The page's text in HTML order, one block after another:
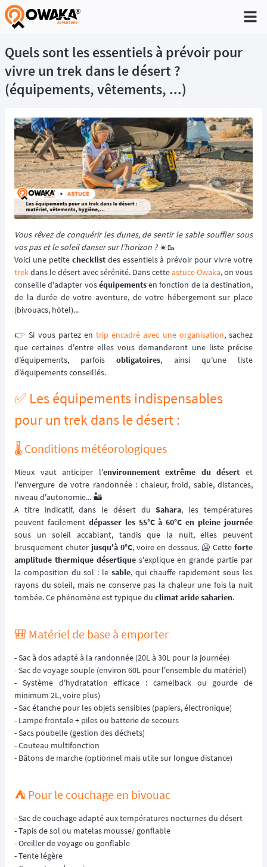
®
Quels sont les essentiels à prévoir pour
vivre un trek dans le désert ?
(équipements, vêtements, ...)
Vous rêvez de conquérir les dunes, de sentir le sable souffler sous
vos pas et le soleil danser sur l'horizon ?☀️🥾
Voici une petite checklistdes essentiels à prévoir pour vivre votre
trekdans le désert avec sérénité. Dans cetteastuce Owaka, on vous
conseille d'adapter voséquipementsen fonction de la destination,
de la durée de votre aventure, de votre hébergement sur place
(bivouacs, hôtel)...
👉️ Si vous partez entrip encadré avec une organisation, sachez
que certaines d'entre elles vous demanderont une liste précise
d’équipements, parfoisobligatoires, ainsi qu'une liste
d’équipements conseillés.
✅ Les équipements indispensables
pour un trek dans le désert :
🌡️ Conditions météorologiques
Mieux vaut anticiper l'environnement extrême du désert et
l'envergure de votre randonnée : chaleur, froid, sable, distances,
niveau d'autonomie... 🏜️
A titre indicatif, dans le désert duSahara, les températures
peuvent facilement dépasser les 55°C à 60°C en pleine journée
sous un soleil accablant, tandis que la nuit, elles peuvent
brusquement chuter jusqu'à 0°C, voire en dessous. 🥶 Cette forte
amplitude thermique désertiques'explique en grande partie par
la composition du sol : le sable, qui chauffe rapidement sous les
rayons du soleil, mais ne conserve pas la chaleur une fois la nuit
tombée. Ce phénomène est typique du climat aride saharien.
🎒 Matériel de base à emporter
- Sac à dos adapté à la randonnée (20L à 30L pour la journée)
- Sac de voyage souple (environ 60L pour l'ensemble du matériel)
- Système d'hydratation efficace : camelback ou gourde de
minimum 2L, voire plus)
- Sac étanche pour les objets sensibles (papiers, électronique)
- Lampe frontale + piles ou batterie de secours
- Sacs poubelle (gestion des déchets)
- Couteau multifonction
- Bâtons de marche (optionnel mais utile sur longue distance)
⛺️ Pour le couchage en bivouac
- Sac de couchage adapté aux températures nocturnes du désert
- Tapis de sol ou matelas mousse/ gonflable
- Oreiller de voyage ou gonflable
- Tente légère